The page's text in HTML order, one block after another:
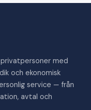
med
och ekonomisk
service — från
avtal och